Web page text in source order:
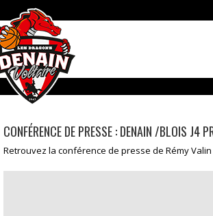
CONFÉRENCE DE PRESSE : DENAIN /BLOIS J4
Retrouvez la conférence de presse de Rémy